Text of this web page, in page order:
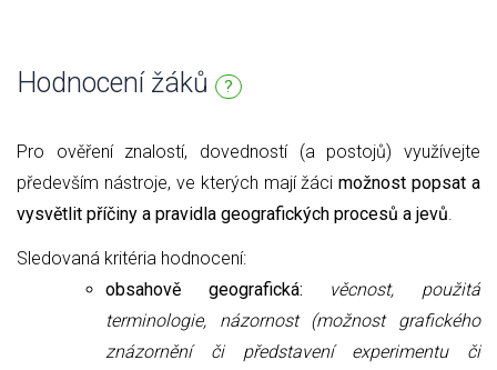
Hodnocení žáků ?
Pro ověření znalostí, dovedností (a postojů) využívejte
především nástroje, ve kterých mají žácimožnost popsat a
vysvětlit příčiny a pravidla geografických procesů a jevů
Sledovaná kritéria hodnocení:
obsahově geografická: věcnost, použitá
terminologie, názornost (možnost grafického
znázornění či představení experimentu či